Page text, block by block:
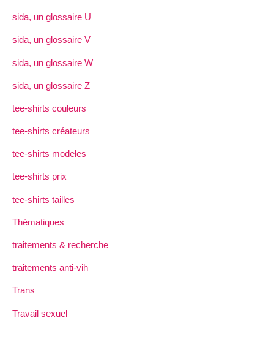
sida, un glossaire U
sida, un glossaire V
sida, un glossaire W
sida, un glossaire Z
tee-shirts couleurs
tee-shirts créateurs
tee-shirts modeles
tee-shirts prix
tee-shirts tailles
Thématiques
traitements & recherche
traitements anti-vih
Trans
Travail sexuel